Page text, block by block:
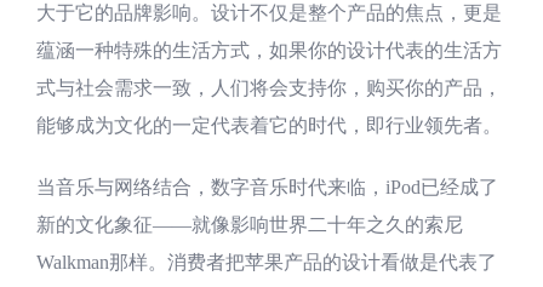
大于它的品牌影响。设计不仅是整个产品的焦点，更是
蕴涵一种特殊的生活方式，如果你的设计代表的生活方
式与社会需求一致，人们将会支持你，购买你的产品，
能够成为文化的一定代表着它的时代，即行业领先者。
当音乐与网络结合，数字音乐时代来临，iPod已经成了
新的文化象征——就像影响世界二十年之久的索尼
Walkman那样。消费者把苹果产品的设计看做是代表了